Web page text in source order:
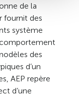
de la
fournit des
système
comportement
des
d’un
AEP repère
d’une